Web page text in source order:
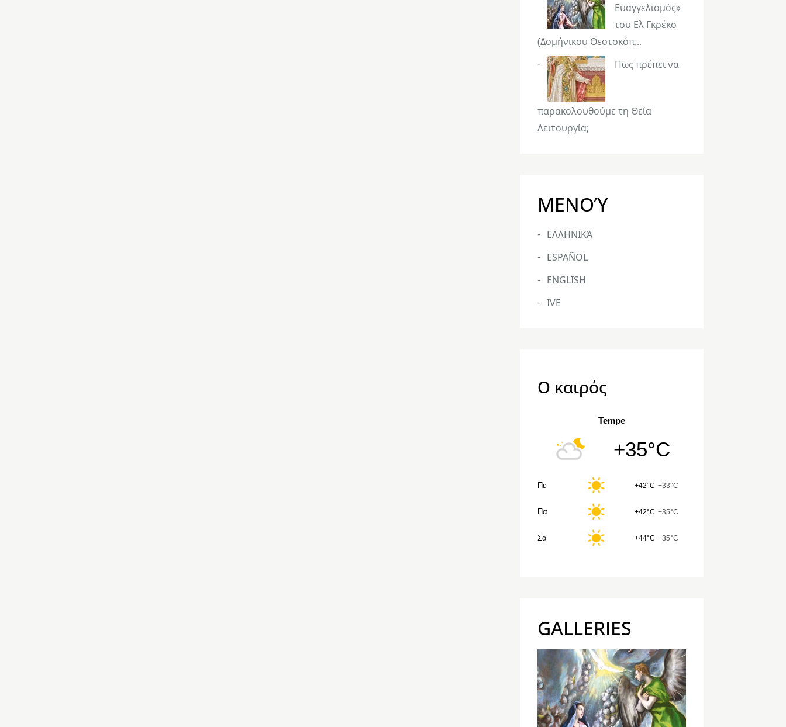
Ευαγγελισμός»
του Ελ Γκρέκο
(Δομήνικου Θεοτοκόπ...
Πως πρέπει να
παρακολουθούμε τη Θεία
Λειτουργία;
ΜΕΝΟΎ
ΕΛΛΗΝΙΚΆ
ESPAÑOL
ENGLISH
IVE
Ο καιρός
Tempe
+35°C
Πε +42°C +33°C
Πα +42°C +35°C
Σα +44°C +35°C
GALLERIES